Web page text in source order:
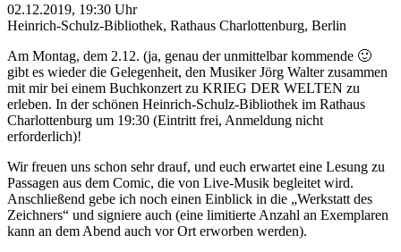
02.12.2019, 19:30 Uhr
Heinrich-Schulz-Bibliothek, Rathaus Charlottenburg, Berlin
Am Montag, dem 2.12. (ja, genau der unmittelbar kommende 🙂
gibt es wieder die Gelegenheit, den Musiker Jörg Walter zusammen
mit mir bei einem Buchkonzert zu KRIEG DER WELTEN zu
erleben. In der schönen Heinrich-Schulz-Bibliothek im Rathaus
Charlottenburg um 19:30 (Eintritt frei, Anmeldung nicht
erforderlich)!
Wir freuen uns schon sehr drauf, und euch erwartet eine Lesung zu
Passagen aus dem Comic, die von Live-Musik begleitet wird.
Anschließend gebe ich noch einen Einblick in die „Werkstatt des
Zeichners“ und signiere auch (eine limitierte Anzahl an Exemplaren
kann an dem Abend auch vor Ort erworben werden).